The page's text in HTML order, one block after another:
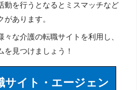
動を行うとなるとミスマッチなど
があります。
々な介護の転職サイトを利用し、
を見つけましょう！
サイト・エージェン